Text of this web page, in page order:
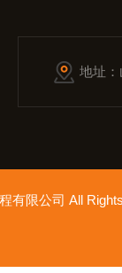
地址
有限公司 All